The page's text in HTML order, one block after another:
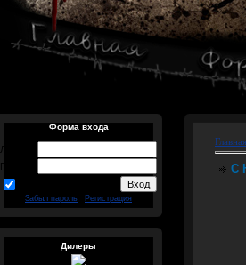
Форма входа
Логин:
Пароль:
Забыл пароль Регистрация
Дилеры
Главная
С